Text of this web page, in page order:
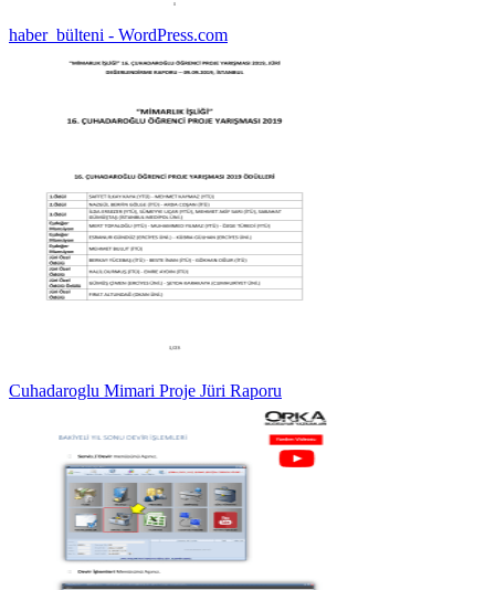
haber_bülteni - WordPress.com
Cuhadaroglu Mimari Proje Jüri Raporu